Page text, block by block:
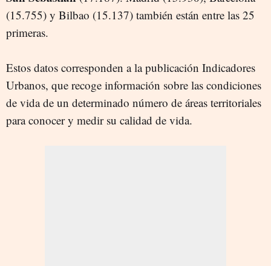
(15.755) y Bilbao (15.137) también están entre las 25
primeras.
Estos datos corresponden a la publicación Indicadores
Urbanos, que recoge información sobre las condiciones
de vida de un determinado número de áreas territoriales
para conocer y medir su calidad de vida.